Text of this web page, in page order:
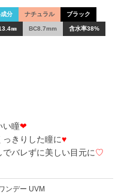
分 ナチュラル ブラック
㎜ BC8.7mm 含水率38%
い瞳❤
きりした瞳に♥
バレずに美しい目元に♡
ンデー UVM